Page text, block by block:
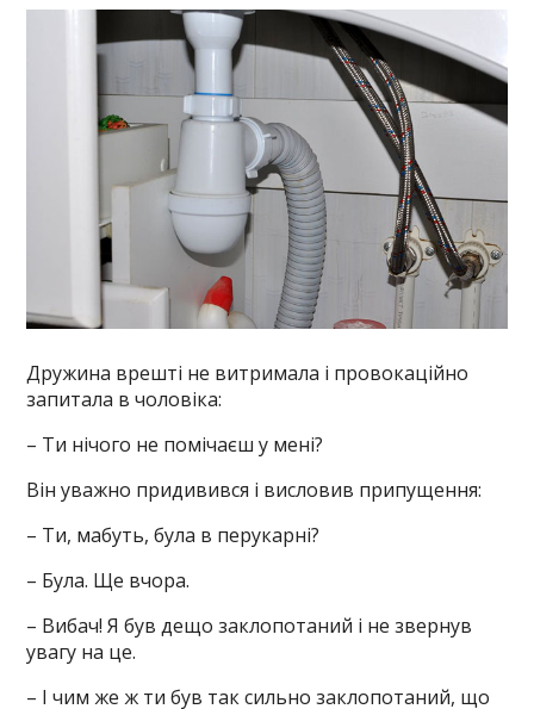
Дружина врешті не витримала і провокаційно
запитала в чоловіка:
– Ти нічого не помічаєш у мені?
Він уважно придивився і висловив припущення:
– Ти, мабуть, була в перукарні?
– Була. Ще вчора.
– Вибач! Я був дещо заклопотаний і не звернув
увагу на це.
– І чим же ж ти був так сильно заклопотаний, що